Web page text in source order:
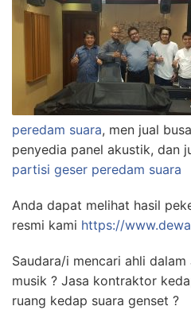
peredam suara, men jual
penyedia panel akustik, dan
partisi geser peredam suara
Anda dapat melihat hasil
resmi kami https://
Saudara/i mencari ahli
musik ? Jasa kontraktor
ruang kedap suara genset ?